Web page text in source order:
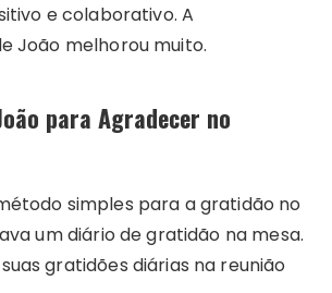
e colaborativo. A
João melhorou muito.
para Agradecer no
simples para a gratidão no
um diário de gratidão na mesa.
gratidões diárias na reunião